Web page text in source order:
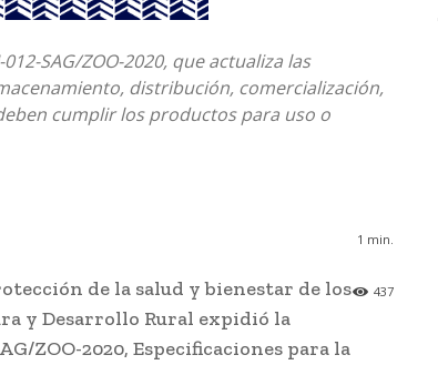
SAG/ZOO-2020, que actualiza las
distribución, comercialización,
cumplir los productos para uso o
1 min.
437
de la salud y bienestar de los
y Desarrollo Rural expidió la
ZOO-2020, Especificaciones para la